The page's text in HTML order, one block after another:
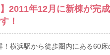
2011年12月に新棟が完
！
横浜駅から徒歩圏内にある60